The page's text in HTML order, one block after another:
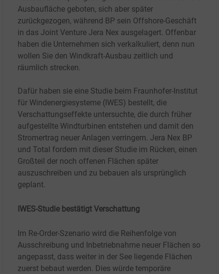
Ausbaufläche geboten, sich aber später
zurückgezogen, während BP sein Offshore-Geschäft
in das Joint Venture Jera Nex ausgelagert. Offenbar
haben die Unternehmen sich verkalkuliert, denn nun
wollen Sie den Windkraft-Ausbau zeitlich und
räumlich strecken.
Dafür haben sie eine Studie beim Fraunhofer-Institut
für Windenergiesysteme (IWES) bestellt, die
Verschattungseffekte untersuchte, die durch früher
aufgestellte Windturbinen entstehen und damit den
Stromertrag neuer Anlagen verringern. Jera Nex BP
und Total fordern mit dieser Studie im Rücken, einen
Großteil der noch offenen Flächen später
auszuschreiben und zu bebauen als ursprünglich
geplant.
IWES-Studie bestätigt Verschattung
Im Re-Order-Szenario wird die Reihenfolge von
Ausschreibung und Inbetriebnahme neuer Flächen so
angepasst, dass weiter in der See liegende Flächen
zuerst bebaut werden. Dies würde temporäre